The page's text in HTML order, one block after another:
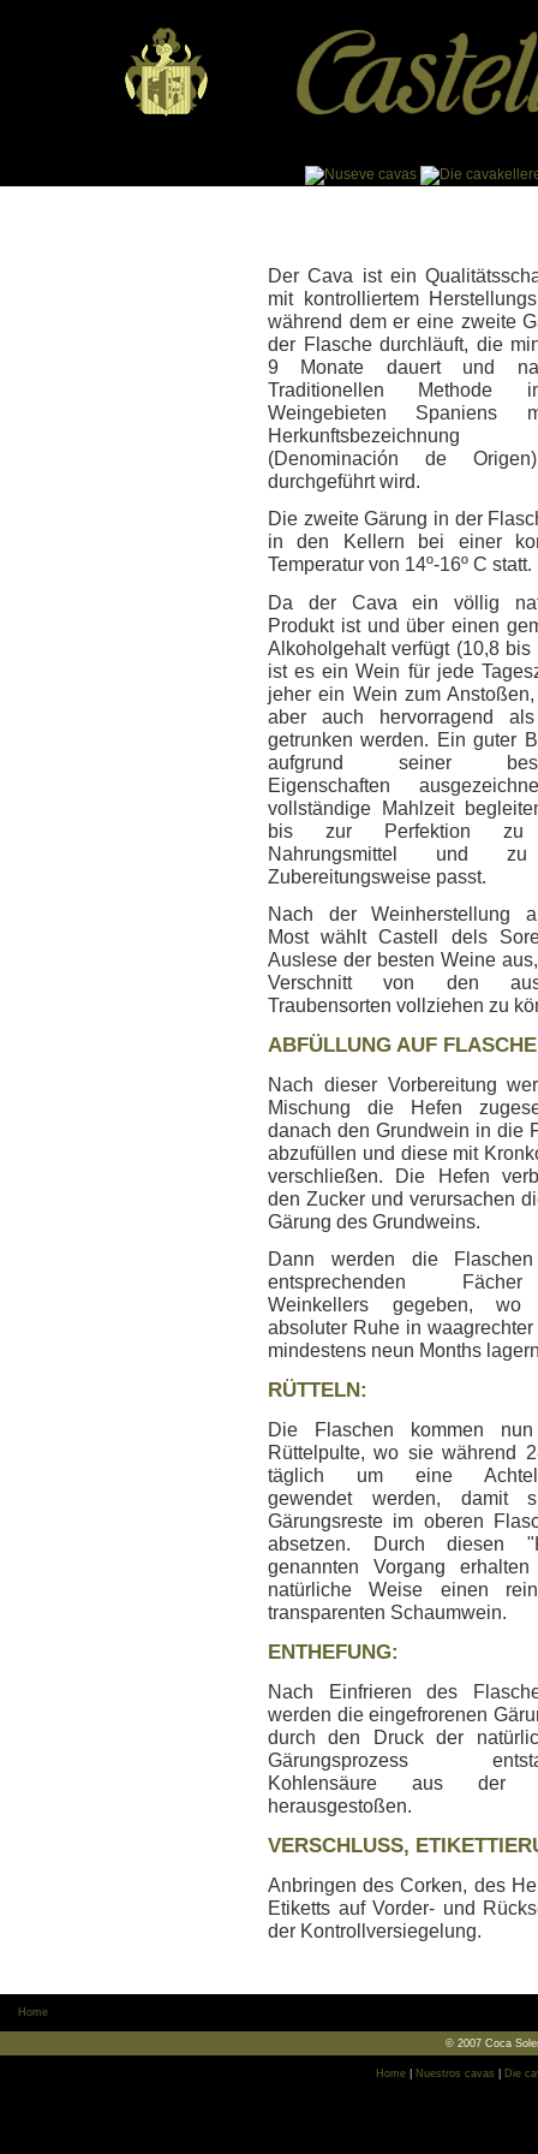
Der Cava ist ein
mit kontrolliertem
während dem er eine zweite
der Flasche durchläuft, die
9 Monate dauert und
Traditionellen Methode
Weingebieten Spaniens
(Denominación de
durchgeführt wird.
Die zweite Gärung in der
in den Kellern bei einer
Temperatur von 14º-16º C statt.
Da der Cava ein völlig
Produkt ist und über einen
Alkoholgehalt verfügt (10,8 bis
ist es ein Wein für jede
jeher ein Wein zum
aber auch hervorragend
getrunken werden. Ein guter
aufgrund seiner
Eigenschaften
vollständige Mahlzeit
bis zur Perfektion zu
Nahrungsmittel und
Zubereitungsweise passt.
Nach der Weinherstellung
Most wählt Castell dels
Auslese der besten Weine
Verschnitt von den
Traubensorten vollziehen zu
ABFÜLLUNG AUF
Nach dieser Vorbereitung
Mischung die Hefen
danach den Grundwein in die
abzufüllen und diese mit
verschließen. Die Hefen
den Zucker und verursachen
Gärung des Grundweins.
Dann werden die
entsprechenden
Weinkellers gegeben,
absoluter Ruhe in
mindestens neun Months
RÜTTELN:
Die Flaschen kommen
Rüttelpulte, wo sie während
täglich um eine
gewendet werden, damit
Gärungsreste im oberen
absetzen. Durch diesen
genannten Vorgang
natürliche Weise einen
transparenten Schaumwein.
ENTHEFUNG:
Nach Einfrieren des
werden die eingefrorenen
durch den Druck der
Gärungsprozess
Kohlensäure aus der
herausgestoßen.
VERSCHLUSS,
Anbringen des Corken, des
Etiketts auf Vorder- und
der Kontrollversiegelung.
Home
© 2007 Coca
Home Nuestros cavas Die